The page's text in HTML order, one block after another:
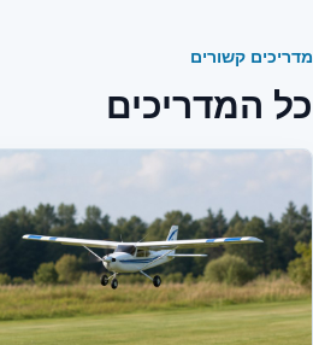
מדריכים קשורים
כל המדריכים